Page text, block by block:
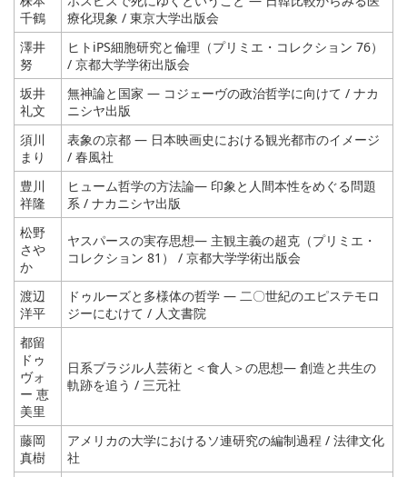
千鶴
療化現象 / 東京大学出版会
澤井
努
ヒトiPS細胞研究と倫理（プリミエ・コレクション 76）
/ 京都大学学術出版会
坂井
礼文
無神論と国家 ― コジェーヴの政治哲学に向けて / ナカ
ニシヤ出版
須川
まり
表象の京都 ― 日本映画史における観光都市のイメージ
/ 春風社
豊川
祥隆
ヒューム哲学の方法論― 印象と人間本性をめぐる問題
系 / ナカニシヤ出版
松野
さや
か
ヤスパースの実存思想― 主観主義の超克（プリミエ・
コレクション 81） / 京都大学学術出版会
渡辺
洋平
ドゥルーズと多様体の哲学 ― 二〇世紀のエピステモロ
ジーにむけて / 人文書院
都留
ドゥ
ヴォ
ー 恵
美里
日系ブラジル人芸術と＜食人＞の思想― 創造と共生の
軌跡を追う / 三元社
藤岡
真樹
アメリカの大学におけるソ連研究の編制過程 / 法律文化
社